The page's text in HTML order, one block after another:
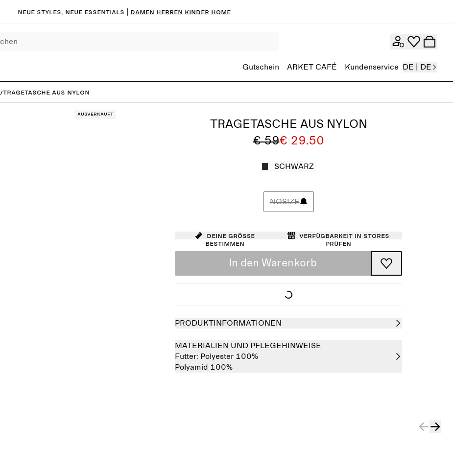
Neue Styles, neue Essentials | DAMEN HERREN KINDER HOME
Gutschein ARKET CAFÉ Kundenservice DE | DE
/Tragetasche aus Nylon
Ausverkauft
TRAGETASCHE AUS NYLON
€ 59€ 29.50
SCHWARZ
NOSIZE
Deine Größe
bestimmen
Verfügbarkeit in Stores
prüfen
In den Warenkorb
PRODUKTINFORMATIONEN
MATERIALIEN UND PFLEGEHINWEISE
Futter: Polyester 100%
Polyamid 100%
Ausverkauft